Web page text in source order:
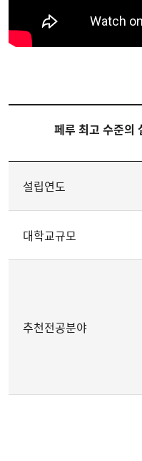
페루 최고 수준의
설립연도
대학교규모
추천전공분야